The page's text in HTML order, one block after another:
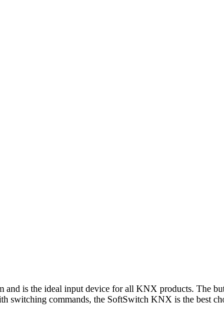
is the ideal input device for all KNX products. The
switching commands, the SoftSwitch KNX is the best